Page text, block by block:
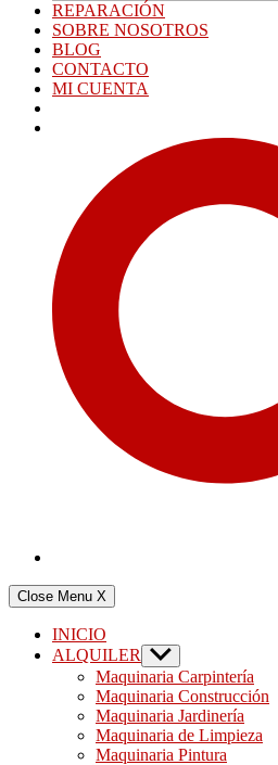
REPARACIÓN
SOBRE NOSOTROS
BLOG
CONTACTO
MI CUENTA
Close Menu X
INICIO
ALQUILER
Show
sub
menu
Maquinaria Carpintería
Maquinaria Construcción
Maquinaria Jardinería
Maquinaria de Limpieza
Maquinaria Pintura